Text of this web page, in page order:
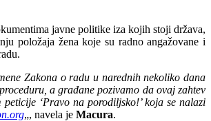
javne politike iza kojih stoji država,
položaja žena koje su radno angažovane i
Zakona o radu u narednih nekoliko dana
a građane pozivamo da ovaj zahtev
peticije ‘Pravo na porodiljsko!’ koja se nalazi
„, navela je Macura.